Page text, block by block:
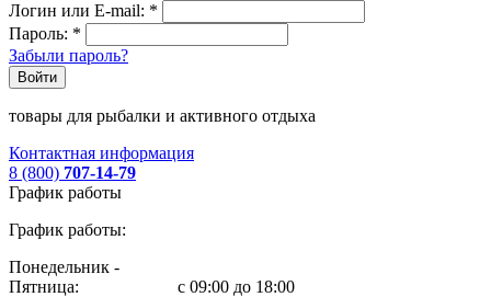
Логин или E-mail: *
Пароль: *
Забыли пароль?
Войти
товары для рыбалки и активного отдыха
Контактная информация
8 (800) 707-14-79
График работы
График работы:
Понедельник -
Пятница:
с 09:00 до 18:00